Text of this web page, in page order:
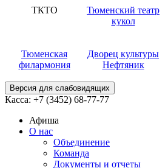
ТКТО
Тюменский театр
кукол
Тюменская
филармония
Дворец культуры
Нефтяник
Версия для слабовидящих
Касса: +7 (3452) 68-77-77
Афиша
О нас
Объединение
Команда
Документы и отчеты